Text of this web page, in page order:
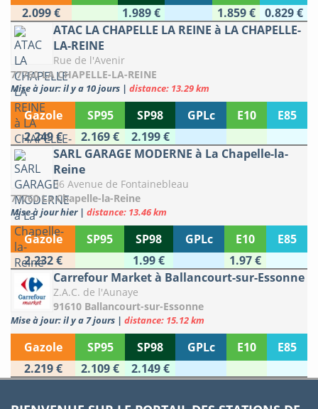
2.099 €
1.989 € 1.859 €
0.829 €
ATAC LA CHAPELLE LA REINE à LA CHAPELLE-
LA-REINE
Rue de l'Avenir
77760 LA CHAPELLE-LA-REINE
Mise à jour: il y a 10 jours | distance: 13.29 km
Gazole SP95 SP98 GPLc E10
E85
2.249 €
2.169 €
2.199 €
SARL GARAGE MODERNE à La Chapelle-la-
Reine
36 Avenue de Fontainebleau
77760 La Chapelle-la-Reine
Mise à jour hier | distance: 13.46 km
Gazole SP95 SP98 GPLc E10
E85
2.232 €
1.99 €
1.97 €
Carrefour Market à Ballancourt-sur-Essonne
Z.A.C. de l'Aunaye
91610 Ballancourt-sur-Essonne
Mise à jour: il y a 7 jours | distance: 15.12 km
Gazole SP95 SP98 GPLc E10
E85
2.219 €
2.109 € 2.149 €